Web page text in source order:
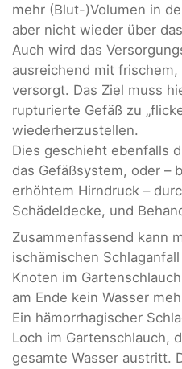
mehr (Blut-)Volumen in
aber nicht wieder über
Auch wird das
ausreichend mit
versorgt. Das Ziel muss
rupturierte Gefäß zu
wiederherzustellen.
Dies geschieht ebenfalls
das Gefäßsystem, oder –
erhöhtem Hirndruck –
Schädeldecke, und
Zusammenfassend kann
ischämischen
Knoten im
am Ende kein Wasser
Ein hämorrhagischer
Loch im Gartenschlauch,
gesamte Wasser austritt.